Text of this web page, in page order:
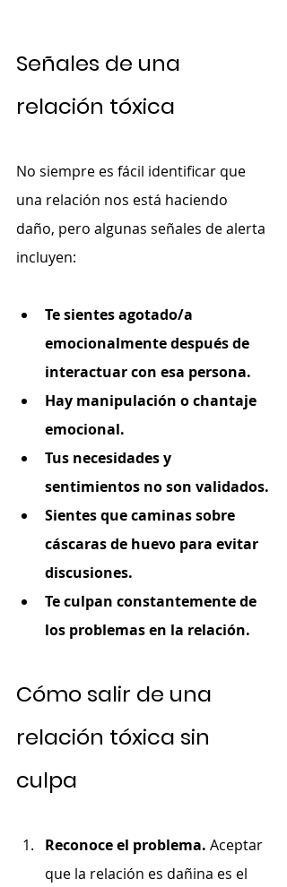
Señales de una
relación tóxica
No siempre es fácil identificar que
una relación nos está haciendo
daño, pero algunas señales de alerta
incluyen:
Te sientes agotado/a
emocionalmente después de
interactuar con esa persona.
Hay manipulación o chantaje
emocional.
Tus necesidades y
sentimientos no son validados.
Sientes que caminas sobre
cáscaras de huevo para evitar
discusiones.
Te culpan constantemente de
los problemas en la relación.
Cómo salir de una
relación tóxica sin
culpa
Reconoce el problema. Aceptar
que la relación es dañina es el